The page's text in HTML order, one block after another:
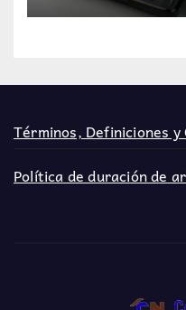
Términos, Definiciones
Política de duración de